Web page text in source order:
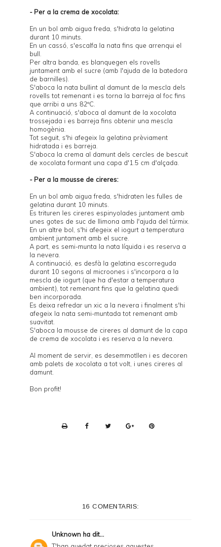
- Per a la crema de xocolata:
En un bol amb aigua freda, s'hidrata la gelatina
durant 10 minuts.
En un cassó, s'escalfa la nata fins que arrenqui el
bull.
Per altra banda, es blanquegen els rovells
juntament amb el sucre (amb l'ajuda de la batedora
de barnilles).
S'aboca la nata bullint al damunt de la mescla dels
rovells tot remenant i es torna la barreja al foc fins
que arribi a uns 82ºC.
A continuació, s'aboca al damunt de la xocolata
trossejada i es barreja fins obtenir una mescla
homogènia.
Tot seguit, s'hi afegeix la gelatina prèviament
hidratada i es barreja.
S'aboca la crema al damunt dels cercles de bescuit
de xocolata formant una capa d'1.5 cm d'alçada.
- Per a la mousse de cireres:
En un bol amb aigua freda, s'hidraten les fulles de
gelatina durant 10 minuts.
Es trituren les cireres espinyolades juntament amb
unes gotes de suc de llimona amb l'ajuda del túrmix.
En un altre bol, s'hi afegeix el iogurt a temperatura
ambient juntament amb el sucre.
A part, es semi-munta la nata líquida i es reserva a
la nevera.
A continuació, es desfà la gelatina escorreguda
durant 10 segons al microones i s'incorpora a la
mescla de iogurt (que ha d'estar a temperatura
ambient), tot remenant fins que la gelatina quedi
ben incorporada.
Es deixa refredar un xic a la nevera i finalment s'hi
afegeix la nata semi-muntada tot remenant amb
suavitat.
S'aboca la mousse de cireres al damunt de la capa
de crema de xocolata i es reserva a la nevera.
Al moment de servir, es desemmotllen i es decoren
amb palets de xocolata a tot volt, i unes cireres al
damunt.
Bon profit!
16 COMENTARIS:
Unknown ha dit...